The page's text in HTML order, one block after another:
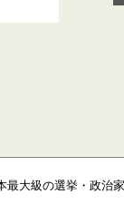
最大級の選挙・政治